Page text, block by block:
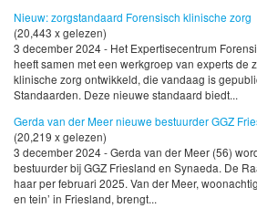
Nieuw: zorgstandaard Forensisch klinische zorg
(20,443 x gelezen)
3 december 2024 - Het Expertisecentrum
heeft samen met een werkgroep van experts de
klinische zorg ontwikkeld, die vandaag is
Standaarden. Deze nieuwe standaard biedt...
Gerda van der Meer nieuwe bestuurder GGZ
(20,219 x gelezen)
3 december 2024 - Gerda van der Meer (56)
bestuurder bij GGZ Friesland en Synaeda. De
haar per februari 2025. Van der Meer,
en tein’ in Friesland, brengt...